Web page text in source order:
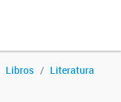
Libros
Literatura